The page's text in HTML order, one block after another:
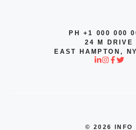
PH +1 000 000
24 M DRIVE
EAST HAMPTON,
© 2026 INFO